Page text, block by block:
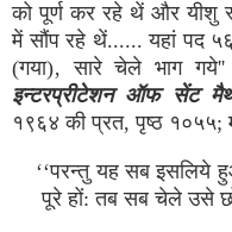
को पूर्ण कर रहे थें और यीशु
में सौंप रहे थें...... यहां पद
(गया)‚ सारे चेले भाग
इन्टरप्रीटेशन ऑफ सेंट
१९६४ की प्रत, पृष्ठ १०५५;
‘‘परन्तु यह सब इसलिये
पूरे हों: तब सब चेले उसे